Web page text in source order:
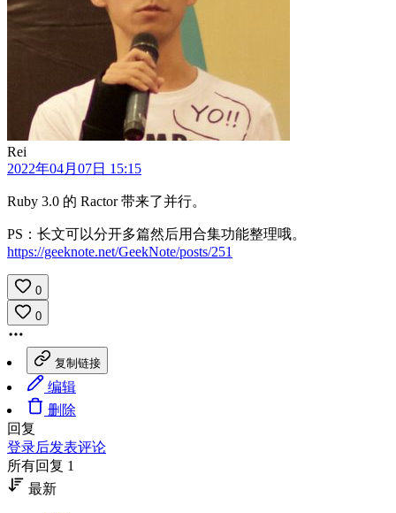
Rei
2022年04月07日 15:15
Ruby 3.0 的 Ractor 带来了并行。
PS：长文可以分开多篇然后用合集功能整理哦。
https://geeknote.net/GeekNote/posts/251
0
0
复制链接
编辑
删除
回复
登录后发表评论
所有回复 1
最新